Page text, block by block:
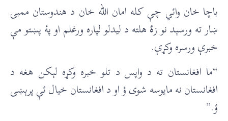
باچا خان وائي چې کله امان الله خان د هندوستان ممبۍ
ښار ته ورسېد نو زۀهلته د لیدلو لپاره ورغلم او پۀ پښتو مې
خبرې ورسره وکړې.
“ما افغانستان ته د واپس د تلو خبره وکړه لېکن هغه د
افغانستان نه مایوسه شوی ؤ او د افغانستان خیال ئې پرېښی
ؤ.”